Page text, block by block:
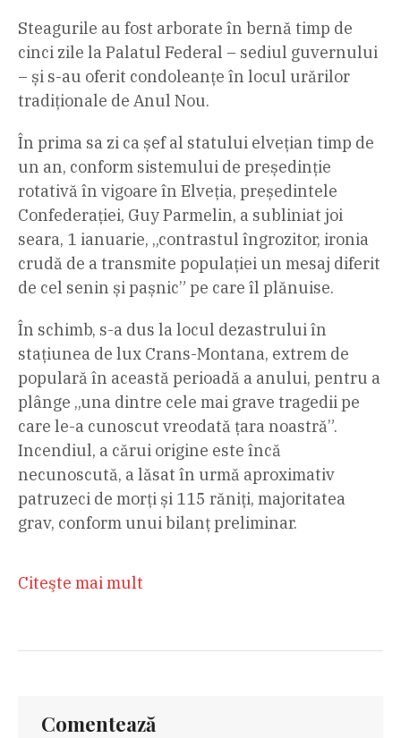
Steagurile au fost arborate în bernă timp de
cinci zile la Palatul Federal – sediul guvernului
– și s-au oferit condoleanțe în locul urărilor
tradiționale de Anul Nou.
În prima sa zi ca șef al statului elvețian timp de
un an, conform sistemului de președinție
rotativă în vigoare în Elveția, președintele
Confederației, Guy Parmelin, a subliniat joi
seara, 1 ianuarie, „contrastul îngrozitor, ironia
crudă de a transmite populației un mesaj diferit
de cel senin și pașnic” pe care îl plănuise.
În schimb, s-a dus la locul dezastrului în
stațiunea de lux Crans-Montana, extrem de
populară în această perioadă a anului, pentru a
plânge „una dintre cele mai grave tragedii pe
care le-a cunoscut vreodată țara noastră”.
Incendiul, a cărui origine este încă
necunoscută, a lăsat în urmă aproximativ
patruzeci de morți și 115 răniți, majoritatea
grav, conform unui bilanț preliminar.
Citeşte mai mult
Comentează